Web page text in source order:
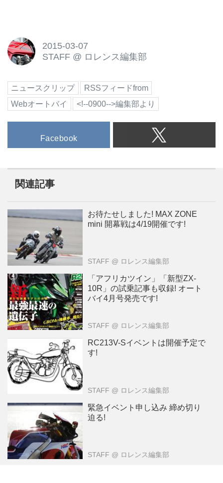
2015-03-07
STAFF @ ロレンス編集部
ニュースクリップ
RSSフィードfrom
Webオートバイ
<!--0900-->編集部より
Facebook
関連記事
お待たせしました! MAX ZONE
mini 開幕戦は4/19開催です!
STAFF @ ロレンス編集部
「アフリカツイン」「新型ZX-
10R」の試乗記事も収録! オート
バイ4月号発売です!
STAFF @ ロレンス編集部
RC213V-Sイベントは開催予定で
す!
STAFF @ ロレンス編集部
緊急イベント申し込み 締め切り
迫る!
STAFF @ ロレンス編集部